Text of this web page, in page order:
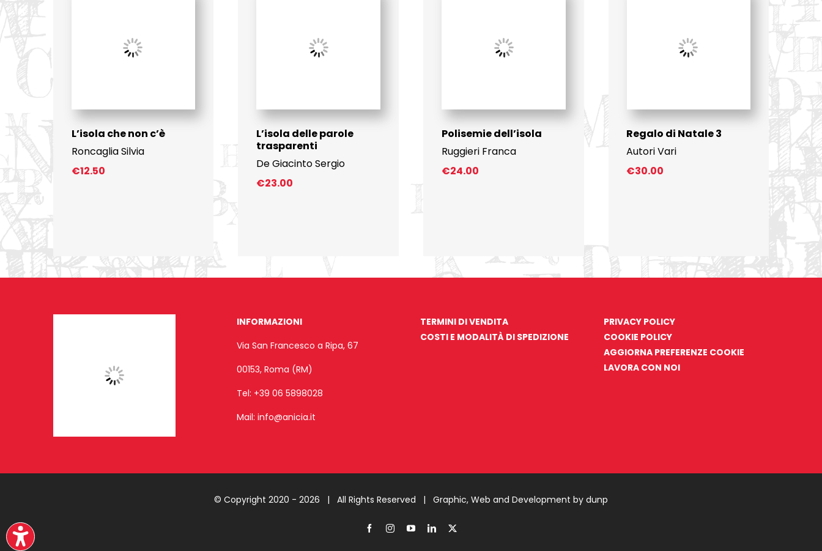
L’isola che non c’è
Roncaglia Silvia
€12.50
L’isola delle parole
trasparenti
De Giacinto Sergio
€23.00
Polisemie dell’isola
Ruggieri Franca
€24.00
Regalo di Natale 3
Autori Vari
€30.00
INFORMAZIONI
Via San Francesco a Ripa, 67
00153, Roma (RM)
Tel: +39 06 5898028
Mail: info@anicia.it
TERMINI DI VENDITA
COSTI E MODALITÀ DI SPEDIZIONE
PRIVACY POLICY
COOKIE POLICY
AGGIORNA PREFERENZE COOKIE
LAVORA CON NOI
© Copyright 2020 - 2026 | All Rights Reserved | Graphic, Web and Development by dunp
FacebookInstagramYouTubeLinkedIn